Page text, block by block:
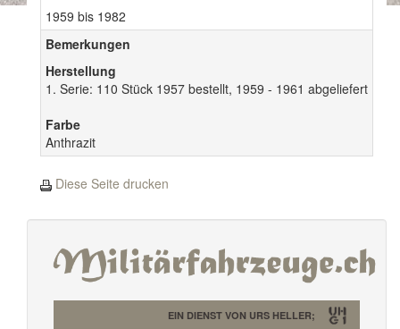
1959 bis 1982
Bemerkungen
Herstellung
1. Serie: 110 Stück 1957 bestellt, 1959 - 1961 abgeliefert
Farbe
Anthrazit
Diese Seite drucken
EIN DIENST VON URS HELLER;